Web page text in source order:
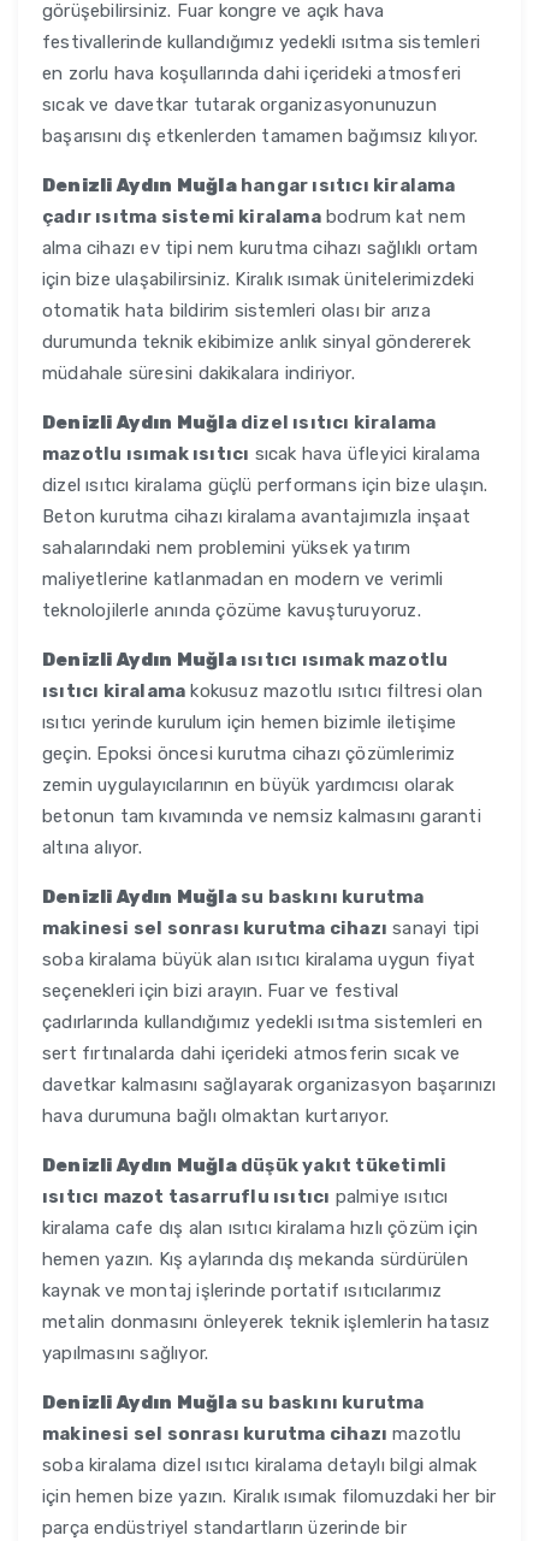
görüşebilirsiniz. Fuar kongre ve açık hava
festivallerinde kullandığımız yedekli ısıtma sistemleri
en zorlu hava koşullarında dahi içerideki atmosferi
sıcak ve davetkar tutarak organizasyonunuzun
başarısını dış etkenlerden tamamen bağımsız kılıyor.
Denizli Aydın Muğlahangar ısıtıcı kiralama
çadır ısıtma sistemi kiralamabodrum kat nem
alma cihazı ev tipi nem kurutma cihazı sağlıklı ortam
için bize ulaşabilirsiniz. Kiralık ısımak ünitelerimizdeki
otomatik hata bildirim sistemleri olası bir arıza
durumunda teknik ekibimize anlık sinyal göndererek
müdahale süresini dakikalara indiriyor.
Denizli Aydın Muğladizel ısıtıcı kiralama
mazotlu ısımak ısıtıcı sıcak hava üfleyici kiralama
dizel ısıtıcı kiralama güçlü performans için bize ulaşın.
Beton kurutma cihazı kiralama avantajımızla inşaat
sahalarındaki nem problemini yüksek yatırım
maliyetlerine katlanmadan en modern ve verimli
teknolojilerle anında çözüme kavuşturuyoruz.
Denizli Aydın Muğlaısıtıcı ısımak mazotlu
ısıtıcı kiralama kokusuz mazotlu ısıtıcı filtresi olan
ısıtıcı yerinde kurulum için hemen bizimle iletişime
geçin. Epoksi öncesi kurutma cihazı çözümlerimiz
zemin uygulayıcılarının en büyük yardımcısı olarak
betonun tam kıvamında ve nemsiz kalmasını garanti
altına alıyor.
Denizli Aydın Muğlasu baskını kurutma
makinesi sel sonrası kurutma cihazı sanayi tipi
soba kiralama büyük alan ısıtıcı kiralama uygun fiyat
seçenekleri için bizi arayın. Fuar ve festival
çadırlarında kullandığımız yedekli ısıtma sistemleri en
sert fırtınalarda dahi içerideki atmosferin sıcak ve
davetkar kalmasını sağlayarak organizasyon başarınızı
hava durumuna bağlı olmaktan kurtarıyor.
Denizli Aydın Muğladüşük yakıt tüketimli
ısıtıcı mazot tasarruflu ısıtıcı palmiye ısıtıcı
kiralama cafe dış alan ısıtıcı kiralama hızlı çözüm için
hemen yazın. Kış aylarında dış mekanda sürdürülen
kaynak ve montaj işlerinde portatif ısıtıcılarımız
metalin donmasını önleyerek teknik işlemlerin hatasız
yapılmasını sağlıyor.
Denizli Aydın Muğlasu baskını kurutma
makinesi sel sonrası kurutma cihazı mazotlu
soba kiralama dizel ısıtıcı kiralama detaylı bilgi almak
için hemen bize yazın. Kiralık ısımak filomuzdaki her bir
parça endüstriyel standartların üzerinde bir